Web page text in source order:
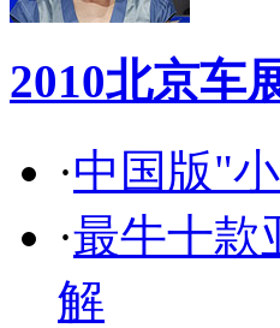
2010北京车
·中国版"
·最牛十款
解